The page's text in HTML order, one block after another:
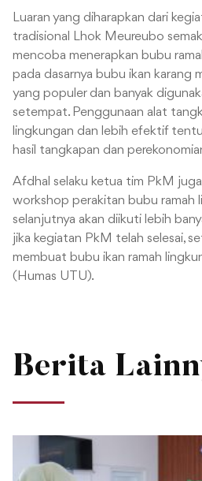
Luaran yang diharapkan dari
tradisional Lhok Meureubo
mencoba menerapkan bubu
pada dasarnya bubu ikan karang
yang populer dan banyak
setempat. Penggunaan alat
lingkungan dan lebih efektif
hasil tangkapan dan
Afdhal selaku ketua tim PkM
workshop perakitan bubu ramah
selanjutnya akan diikuti lebih
jika kegiatan PkM telah selesai,
membuat bubu ikan ramah
(Humas UTU).
Berita